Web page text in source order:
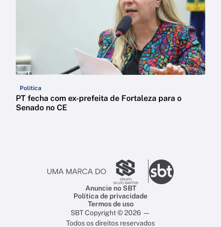
Política
PT fecha com ex-prefeita de Fortaleza para o
Senado no CE
Anuncie no SBT
Política de privacidade
Termos de uso
SBT Copyright © 2026 —
Todos os direitos reservados